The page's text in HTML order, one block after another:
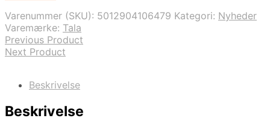
Varenummer (SKU): 5012904106479 Kategori: Nyheder
Varemærke: Tala
Previous Product
Next Product
Beskrivelse
Beskrivelse